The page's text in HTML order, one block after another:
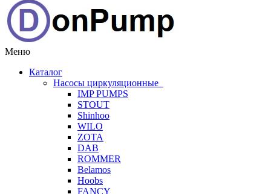
Меню
Каталог
Насосы циркуляционные
IMP PUMPS
STOUT
Shinhoo
WILO
ZOTA
DAB
ROMMER
Belamos
Hoobs
FANCY